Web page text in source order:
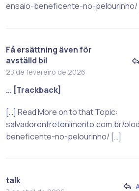
ensaio-beneficente-no-pelourinho/
Få ersättning även för
avställd bil
23 de fevereiro de 2026
… [Trackback]
[…] Read More on to that Topic:
salvadorentretenimento.com.br/
beneficente-no-pelourinho/ […]
talk